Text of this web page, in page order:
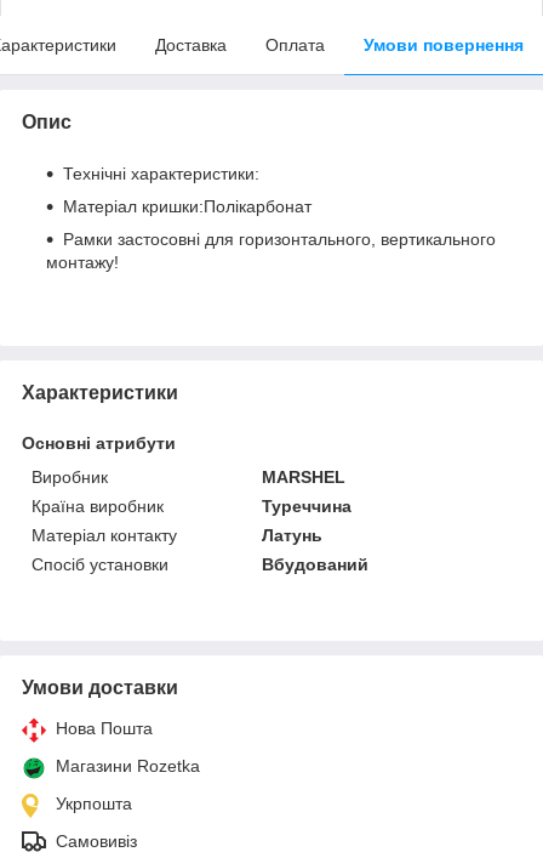
Доставка Оплата Умови повернення
Опис
Технічні характеристики:
Матеріал кришки:Полікарбонат
Рамки застосовні для горизонтального, вертикального
монтажу!
Характеристики
Основні атрибути
Виробник
MARSHEL
Країна виробник
Туреччина
Матеріал контакту
Латунь
Спосіб установки
Вбудований
Умови доставки
Нова Пошта
Магазини Rozetka
Укрпошта
Самовивіз